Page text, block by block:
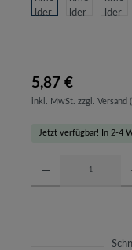
5,87 €
inkl. MwSt. zzgl. Versand
Jetzt verfügbar! In 2-4